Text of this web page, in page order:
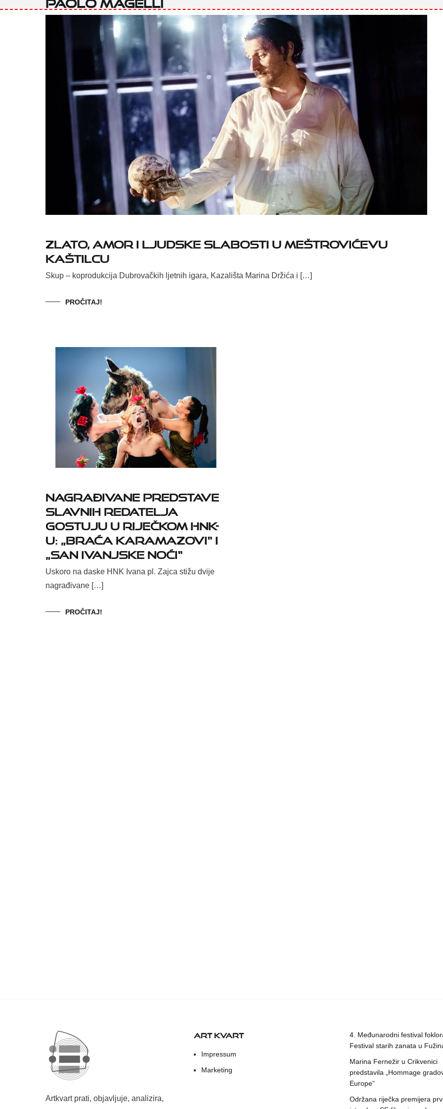
Zlato, amor i ljudske slabosti u Meštrovićevu
Kaštilcu
Skup – koprodukcija Dubrovačkih ljetnih igara, Kazališta Marina Držića i […]
PROČITAJ!
Nagrađivane predstave
slavnih redatelja
gostuju u riječkom HNK-
u: „Braća Karamazovi“ i
„San Ivanjske noći“
Uskoro na daske HNK Ivana pl. Zajca stižu dvije
nagrađivane […]
PROČITAJ!
Artkvart prati, objavljuje, analizira,
ART KVART
Impressum
Marketing
4. Međunarodni festival
Festival starih zanata u
Marina Fernežir u Crikvenici
predstavila „Hommage
Europe“
Održana riječka premijera